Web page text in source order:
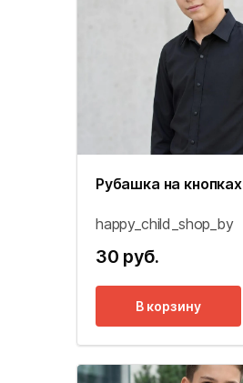
Рубашка на кнопках
happy_child_shop_by
30 руб.
В корзину